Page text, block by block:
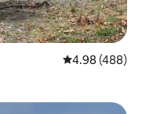
レビュー488
4.98 (488)